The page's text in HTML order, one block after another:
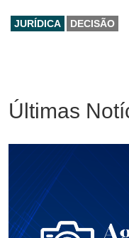
JURÍDICA DECISÃO
Últimas